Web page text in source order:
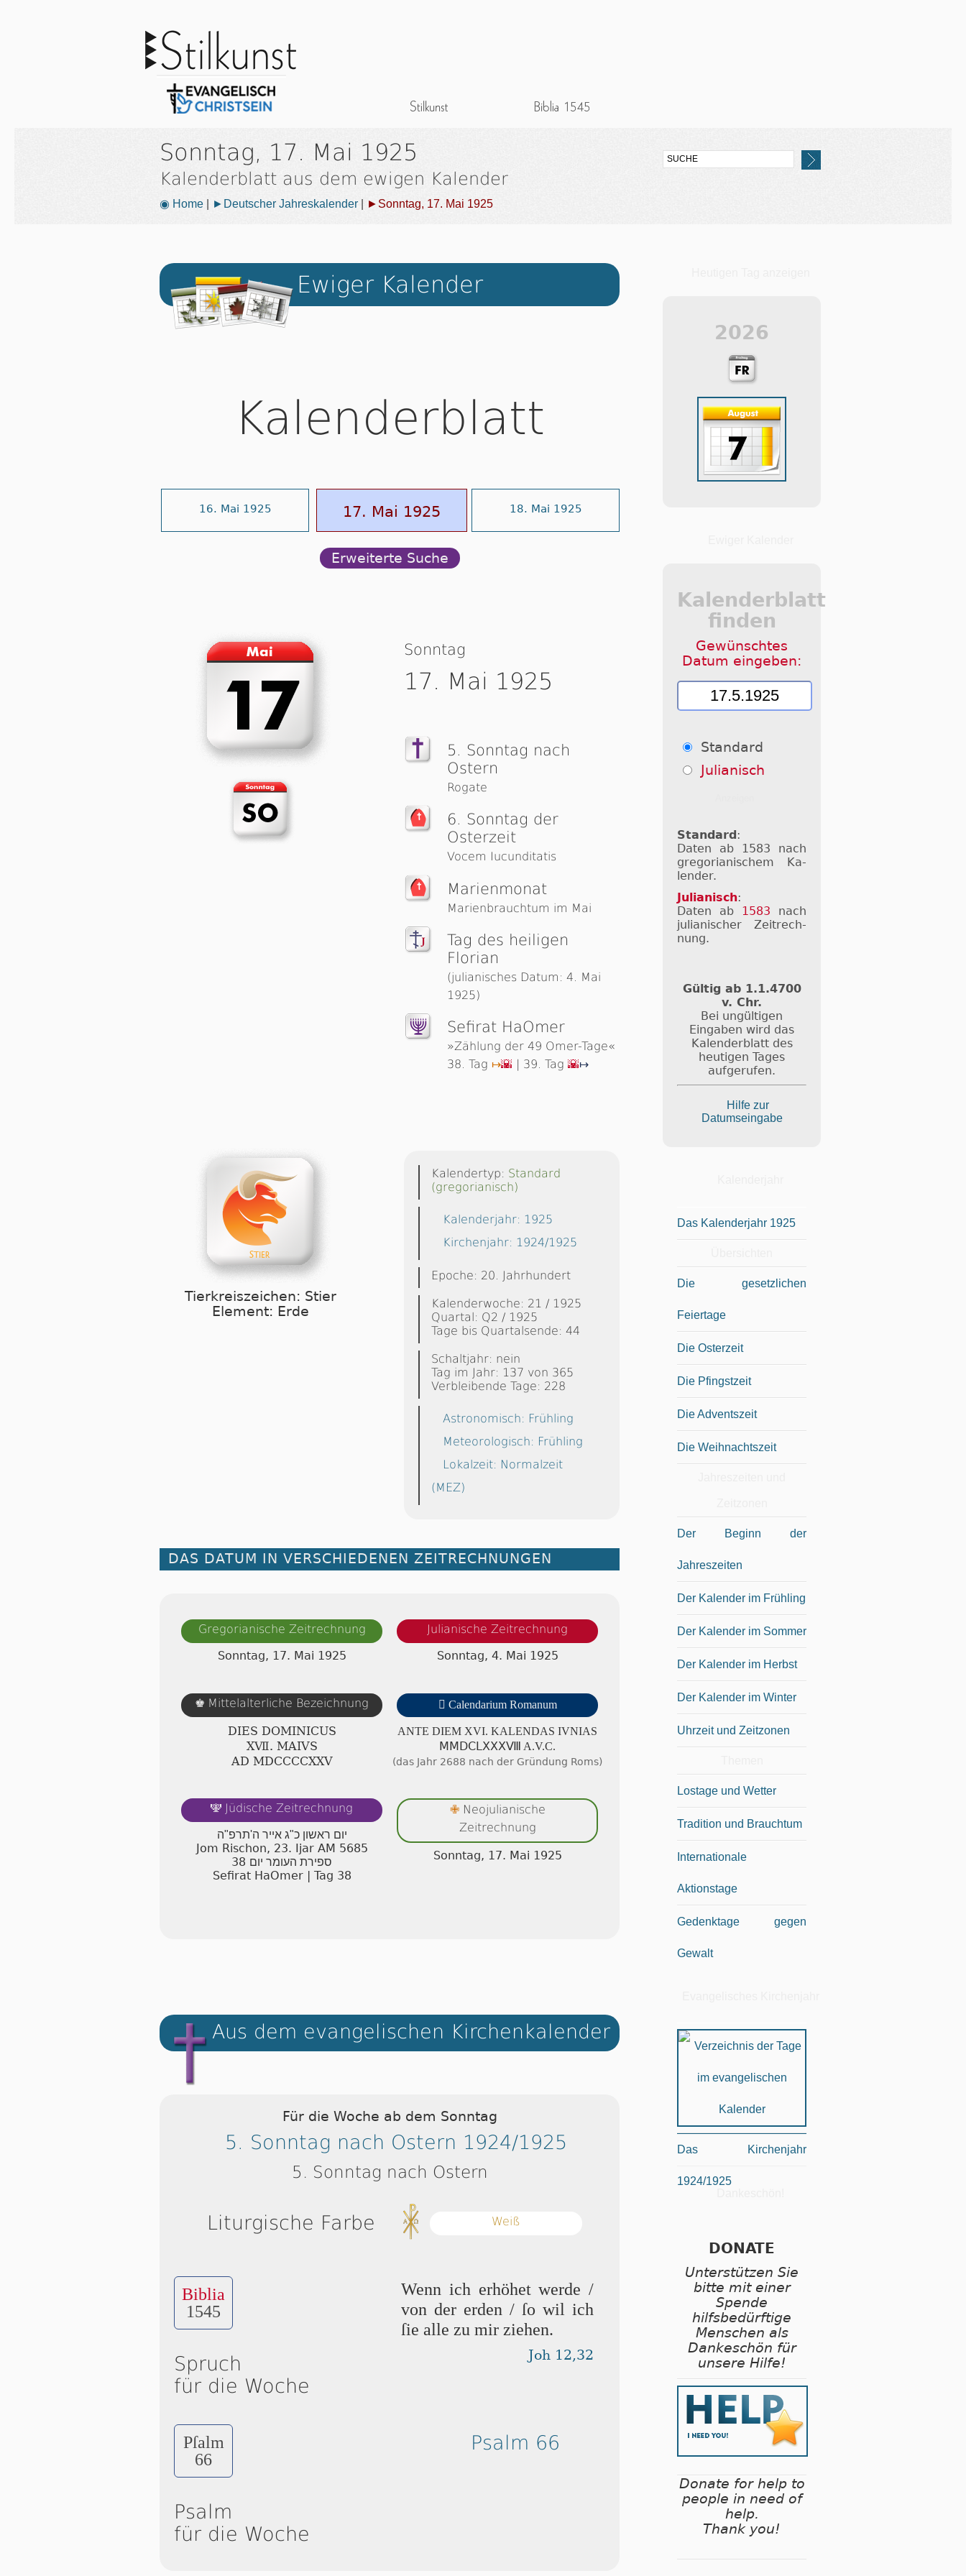
Sonntag, 17. Mai 1925
Kalenderblatt aus dem ewigen Kalender
◉ Home ►Deutscher Jahreskalender ►Sonntag, 17. Mai 1925
Ewiger Kalender
Kalenderblatt
16. Mai 1925 17. Mai 1925 18. Mai 1925
Erweiterte Suche
Sonntag
17. Mai 1925
5. Sonntag nach
Ostern
Rogate
6. Sonntag der
Osterzeit
Vocem Iucunditatis
Marienmonat
Marienbrauchtum im Mai
Tag des heiligen
Florian
(julianisches Datum: 4. Mai
1925)
Sefirat HaOmer
»Zählung der 49 Omer-Tage«
38. Tag ↦🌇 | 39. Tag 🌇↦
Tierkreiszeichen: Stier
Element: Erde
Kalendertyp: Standard
(gregorianisch)
Kalenderjahr: 1925
Kirchenjahr: 1924/1925
Epoche: 20. Jahrhundert
Kalenderwoche: 21 / 1925
Quartal: Q2 / 1925
Tage bis Quartalsende: 44
Schaltjahr: nein
Tag im Jahr: 137 von 365
Verbleibende Tage: 228
Astronomisch: Frühling
Meteorologisch: Frühling
Lokalzeit: Normalzeit
(MEZ)
DAS DATUM IN VERSCHIEDENEN ZEITRECHNUNGEN
Gregorianische Zeitrechnung
Sonntag, 17. Mai 1925
Julianische Zeitrechnung
Sonntag, 4. Mai 1925
♚ Mittelalterliche Bezeichnung
DIES DOMINICUS
ⅩⅦ. MAIVS
AD ⅯⅮⅭⅭⅭⅭⅩⅩⅤ
 Calendarium Romanum
ANTE DIEM XVI. KA­LEN­DAS IVNIAS
ⅯⅯⅮⅭⅬⅩⅩⅩⅧ A.V.C.
(das Jahr 2688 nach der Gründung Roms)
🕎 Jüdische Zeitrechnung
יום ראשון כ"ג אייר ה'תרפ"ה
Jom Rischon, 23. Ijar AM 5685
38 ספירת העומר יום
Sefirat HaOmer | Tag 38
✙Neojulianische
Zeitrechnung
Sonntag, 17. Mai 1925
Aus dem evangelischen Kirchenkalender
Für die Woche ab dem Sonntag
5. Sonntag nach Ostern 1924/1925
5. Sonntag nach Ostern
Liturgische Farbe Weiß
Biblia
1545
Spruch
für die Woche
Wenn ich erhöhet wer­de /
von der erden / ſo wil ich
ſie alle zu mir ziehen.
Joh 12,32
Pſalm
66
Psalm
für die Woche
Psalm 66
2026
Kalenderblatt
finden
Gewünschtes
Datum eingeben:
Standard
Julianisch
Standard :
Daten ab 1583 nach
gre­go­ri­a­ni­schem Ka­
len­der.
Julianisch:
Daten ab 1583 nach
ju­li­a­ni­scher Zeit­rech­
nung.
Gültig ab 1.1.4700
v. Chr.
Bei ungültigen
Eingaben wird das
Kalenderblatt des
heutigen Tages
aufgerufen.
Hilfe zur
Datumseingabe
Das Kalenderjahr 1925
Die gesetzlichen
Feiertage
Die Osterzeit
Die Pfingstzeit
Die Adventszeit
Die Weihnachtszeit
Der Beginn der
Jahreszeiten
Der Kalender im Frühling
Der Kalender im Sommer
Der Kalender im Herbst
Der Kalender im Winter
Uhrzeit und Zeitzonen
Lostage und Wetter
Tradition und Brauchtum
Internationale
Aktionstage
Gedenktage gegen
Gewalt
Das Kirchenjahr
1924/1925
DONATE
Unterstützen Sie
bitte mit einer
Spende
hilfsbedürftige
Menschen als
Dankeschön für
unsere Hilfe!
Donate for help to
people in need of
help.
Thank you!